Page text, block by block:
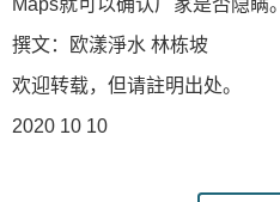
撰文：欧漾淨水 林栋坡
欢迎转载，但请註明出处。
2020 10 10